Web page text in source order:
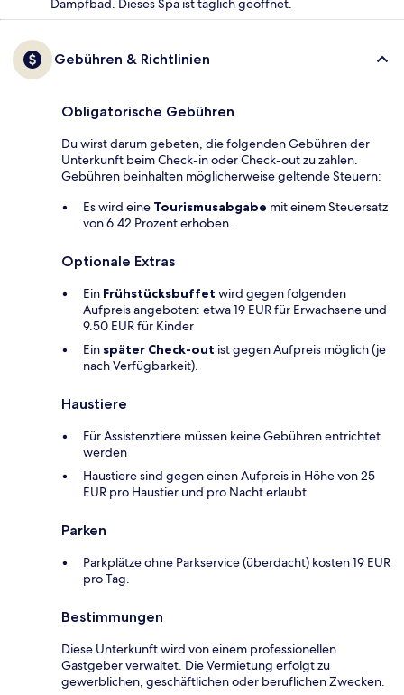
Dampfbad. Dieses Spa ist täglich geöffnet.
Gebühren & Richtlinien
Obligatorische Gebühren
Du wirst darum gebeten, die folgenden Gebühren der
Unterkunft beim Check-in oder Check-out zu zahlen.
Gebühren beinhalten möglicherweise geltende Steuern:
Es wird eine Tourismusabgabe mit einem Steuersatz
von 6.42 Prozent erhoben.
Optionale Extras
Ein Frühstücksbuffet wird gegen folgenden
Aufpreis angeboten: etwa 19 EUR für Erwachsene und
9.50 EUR für Kinder
Ein später Check-out ist gegen Aufpreis möglich (je
nach Verfügbarkeit).
Haustiere
Für Assistenztiere müssen keine Gebühren entrichtet
werden
Haustiere sind gegen einen Aufpreis in Höhe von 25
EUR pro Haustier und pro Nacht erlaubt.
Parken
Parkplätze ohne Parkservice (überdacht) kosten 19 EUR
pro Tag.
Bestimmungen
Diese Unterkunft wird von einem professionellen
Gastgeber verwaltet. Die Vermietung erfolgt zu
gewerblichen, geschäftlichen oder beruflichen Zwecken.